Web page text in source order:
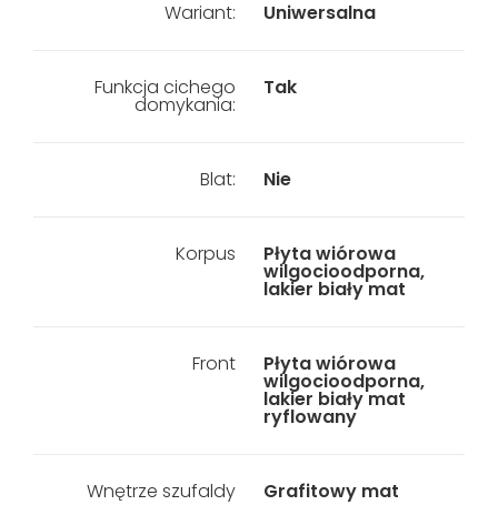
Wariant: Uniwersalna
Funkcja cichego
domykania:
Tak
Blat: Nie
Korpus Płyta wiórowa
wilgocioodporna,
lakier biały mat
Front Płyta wiórowa
wilgocioodporna,
lakier biały mat
ryflowany
Wnętrze szufaldy Grafitowy mat